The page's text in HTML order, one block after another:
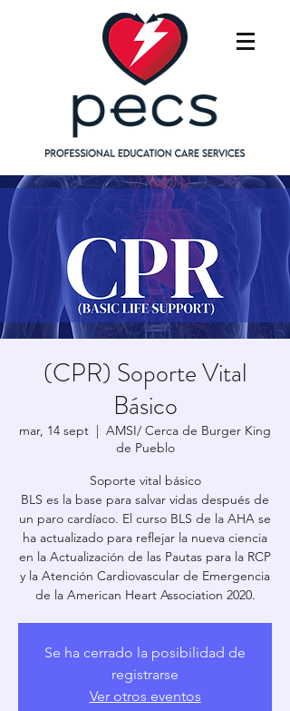
(CPR) Soporte Vital
Básico
mar, 14 sept
  |
AMSI/ Cerca de Burger King
de Pueblo
Soporte vital básico
BLS es la base para salvar vidas después de
un paro cardíaco. El curso BLS de la AHA se
ha actualizado para reflejar la nueva ciencia
en la Actualización de las Pautas para la RCP
y la Atención Cardiovascular de Emergencia
de la American Heart Association 2020.
Se ha cerrado la posibilidad de
registrarse
Ver otros eventos